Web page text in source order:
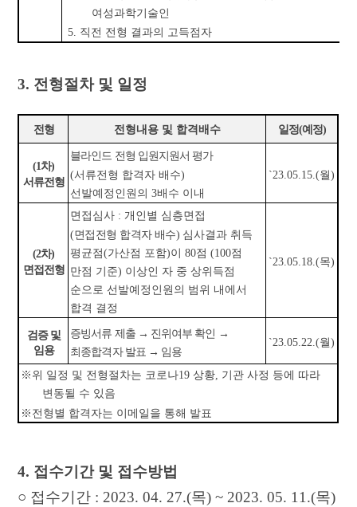
여성과학기술인
5. 직전 전형 결과의 고득점자
3. 전형절차 및 일정
전형 전형내용 및 합격배수 일정(예정)
(1차)
서류전형
블라인드 전형 입원지원서 평가
(서류전형 합격자 배수)
선발예정인원의3배수 이내
`23.05.15.(월)
(2차)
면접전형
면접심사 : 개인별 심층면접
(면접전형 합격자 배수) 심사결과 취득
평균점(가산점 포함)이80점(100점
만점 기준) 이상인 자 중 상위득점
순으로 선발예정인원의 범위 내에서
합격 결정
`23.05.18.(목)
검증 및
임용
증빙서류 제출 → 진위여부 확인 →
최종합격자 발표 → 임용
`23.05.22.(월)
※위 일정 및 전형절차는 코로나19상황, 기관 사정 등에 따라
변동될 수 있음
※전형별 합격자는 이메일을 통해 발표
4. 접수기간 및 접수방법
○ 접수기간 : 2023. 04. 27.(목) ~ 2023. 05. 11.(목)